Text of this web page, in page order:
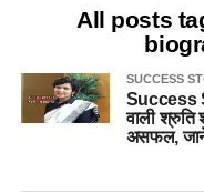
All posts
SUCCESS
Success
वाली श्रुति
असफल,